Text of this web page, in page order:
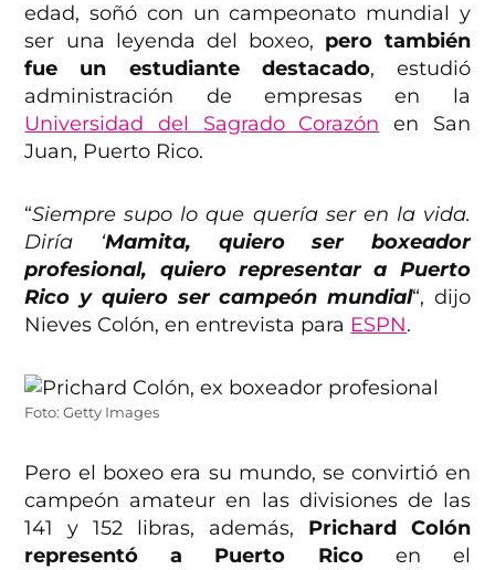
edad, soñó con un campeonato mundial y
ser una leyenda del boxeo, pero también
fue un estudiante destacado, estudió
administración de empresas en la
Universidad del Sagrado Corazón en San
Juan, Puerto Rico.
“Siempre supo lo que quería ser en la vida.
Diría ‘Mamita, quiero ser boxeador
profesional, quiero representar a Puerto
Rico y quiero ser campeón mundial“, dijo
Nieves Colón, en entrevista para ESPN.
Foto: Getty Images
Pero el boxeo era su mundo, se convirtió en
campeón amateur en las divisiones de las
141 y 152 libras, además, Prichard Colón
representó a Puerto Ricoen el